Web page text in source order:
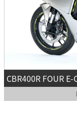
CBR400R FOUR